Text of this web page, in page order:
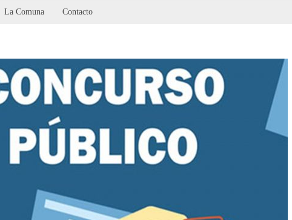
La Comuna Contacto